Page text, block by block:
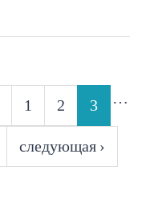
1 2 3 …
следующая ›